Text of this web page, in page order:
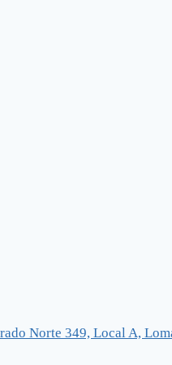
Norte 349, Local A,